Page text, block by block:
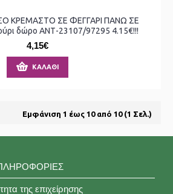
ΚΡΕΜΑΣΤΟ ΣΕ ΦΕΓΓΑΡΙ ΠΑΝΩ ΣΕ
δώρο ΑΝΤ-23107/97295 4.15€!!!
4,15€
ΚΑΛΆΘΙ
Εμφάνιση 1 έως 10 από 10 (1 Σελ.)
της επιχείρησης